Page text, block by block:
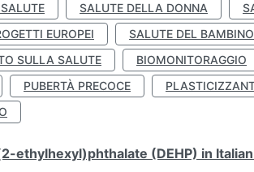
SALUTE DELLA DONNA
EUROPEI SALUTE DEL BAMBINO
SULLA SALUTE
BIOMONITORAGGIO
PUBERTÀ PRECOCE
ethylhexyl)phthalate (DEHP) in